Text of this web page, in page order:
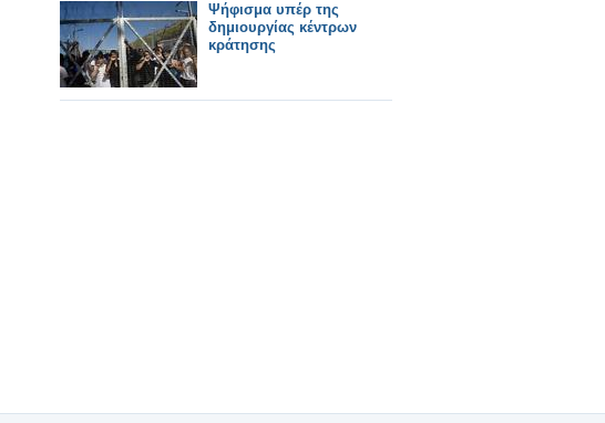
Ψήφισμα υπέρ της
δημιουργίας κέντρων
κράτησης